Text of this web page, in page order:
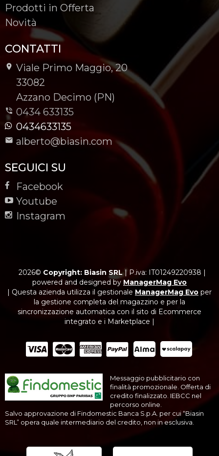
Prodotti in Offerta
Novità
CONTATTI
Viale Primo Maggio, 20
-
33082
-
Azzano Decimo (PN)
0434 633135
0434633135
alberto@biasin.com
SEGUICI SU
Facebook
Youtube
Instagram
2026© Copyright: Biasin SRL| P.iva: IT01249220938 |
powered and designed by ManagerMag Evo
| Questa azienda utilizza il gestionale ManagerMag Evo per
la gestione completa del magazzino e per la
sincronizzazione automatica con il sito di Ecommerce
integrato e i Marketplace |
Messaggio pubblicitario con
finalità promozionale. Offerta di
credito finalizzato. IEBCC nel
percorso online.
Salvo approvazione di Findomestic Banca S.p.A. per cui “Biasin
SRL” opera quale intermediario del credito, non in esclusiva.